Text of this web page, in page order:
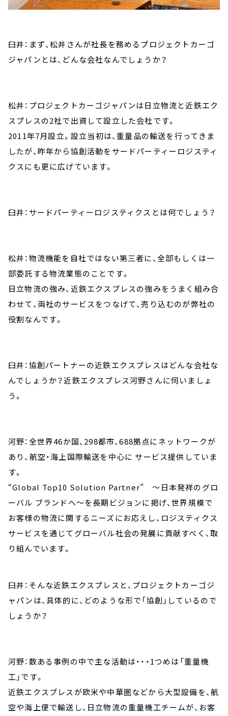
臼井：まず、松井さんが社長を務めるプロジェクトカーゴ
ジャパンとは、どんな会社なんでしょうか？
松井：プロジェクトカーゴジャパンは日立物流と近鉄エク
スプレスの2社で出資して設立した会社です。
2011年7月設立。設立当初は、重量品の輸送を行ってきま
したが、昨年から協創活動をサードパーティーロジスティ
クスにも更に広げています。
臼井：サードパーティーロジスティクスとは何でしょう？
松井：物流機能を自社ではない第三者に、全部もしくは一
部委託する物流業態のことです。
日立物流の強み、近鉄エクスプレスの強みをうまく組み合
わせて、両社のサービスをつなげて、売り込むのが弊社の
役割なんです。
臼井：協創パートナーの近鉄エクスプレスはどんな会社な
んでしょうか？近鉄エクスプレス河野さんに伺いましょ
う。
河野：全世界46か国、298都市、688拠点にネットワークが
あり、航空・海上国際輸送を中心に サービス提供していま
す。
“Global Top10 Solution Partner” ～日本発祥のグロ
ーバル ブランドへ～を長期ビジョンに掲げ、世界規模で
お客様の物流に関するニーズにお応えし、ロジスティクス
サービスを通じてグローバル社会の発展に貢献すべく、取
り組んでいます。
臼井：そんな近鉄エクスプレスと、プロジェクトカーゴジ
ャパンは、具体的に、どのような形で「協創」しているので
しょうか？
河野：数ある事例の中で主な活動は・・・1つめは「重量機
工」です。
近鉄エクスプレスが欧米や中華圏などから大型設備を、航
空や海上便で輸送し、日立物流の重量機工チームが、お客